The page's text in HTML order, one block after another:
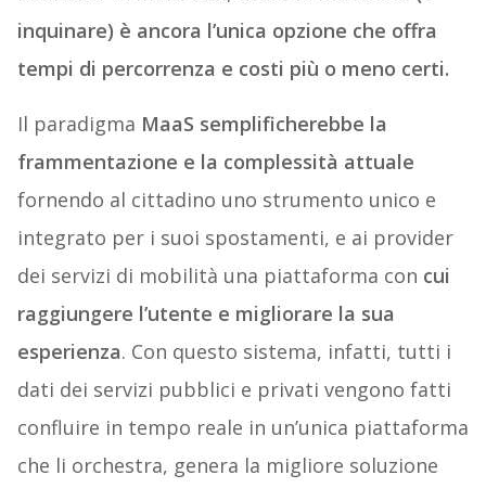
inquinare) è ancora l’unica opzione che offra
tempi di percorrenza e costi più o meno certi.
Il paradigma MaaS semplificherebbe la
frammentazione e la complessità attuale
fornendo al cittadino uno strumento unico e
integrato per i suoi spostamenti, e ai provider
dei servizi di mobilità una piattaforma con cui
raggiungere l’utente e migliorare la sua
esperienza. Con questo sistema, infatti, tutti i
dati dei servizi pubblici e privati vengono fatti
confluire in tempo reale in un’unica piattaforma
che li orchestra, genera la migliore soluzione